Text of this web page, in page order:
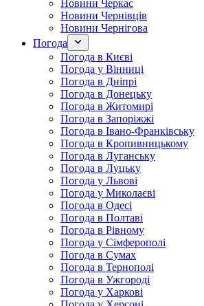
Новини Черкас
Новини Чернівців
Новини Чернігова
Погода
Погода в Києві
Погода у Вінниці
Погода в Дніпрі
Погода в Донецьку
Погода в Житомирі
Погода в Запоріжжі
Погода в Івано-Франківську
Погода в Кропивницькому
Погода в Луганську
Погода в Луцьку
Погода у Львові
Погода у Миколаєві
Погода в Одесі
Погода в Полтаві
Погода в Рівному
Погода у Сімферополі
Погода в Сумах
Погода в Тернополі
Погода в Ужгороді
Погода у Харкові